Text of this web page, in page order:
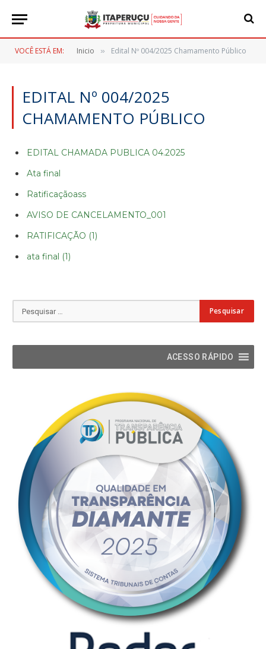
VOCÊ ESTÁ EM: Inicio » Edital Nº 004/2025 Chamamento Público
EDITAL Nº 004/2025
CHAMAMENTO PÚBLICO
EDITAL CHAMADA PUBLICA 04.2025
Ata final
Ratificaçãoass
AVISO DE CANCELAMENTO_001
RATIFICAÇÃO (1)
ata final (1)
ACESSO RÁPIDO